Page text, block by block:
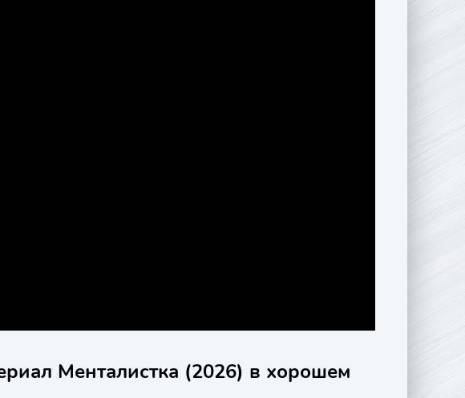
Менталистка (2026) в хорошем